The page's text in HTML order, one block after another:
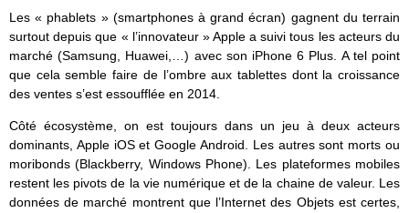
Les « phablets » (smartphones à grand écran) gagnent du terrain
surtout depuis que « l’innovateur » Apple a suivi tous les acteurs du
marché (Samsung, Huawei,…) avec son iPhone 6 Plus. A tel point
que cela semble faire de l’ombre aux tablettes dont la croissance
des ventes s’est essoufflée en 2014.
Côté écosystème, on est toujours dans un jeu à deux acteurs
dominants, Apple iOS et Google Android. Les autres sont morts ou
moribonds (Blackberry, Windows Phone). Les plateformes mobiles
restent les pivots de la vie numérique et de la chaine de valeur. Les
données de marché montrent que l’Internet des Objets est certes,